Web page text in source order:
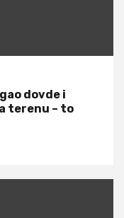
dovde i
terenu – to